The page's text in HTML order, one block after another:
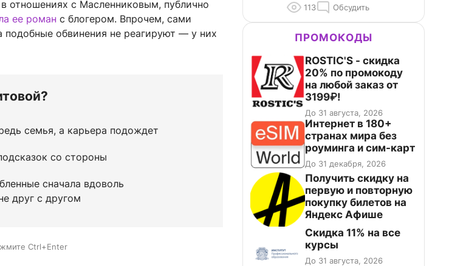
отношениях с Масленниковым, публично
ее роман с блогером. Впрочем, сами
подобные обвинения не реагируют — у них
семья, а карьера подождет
со стороны
сначала вдоволь
друг с другом
Ctrl+Enter
113 Обсудить
ПРОМОКОДЫ
ROSTIC'S - скидка
20% по промокоду
на любой заказ от
3199₽!
До 31 августа, 2026
Интернет в 180+
странах мира без
роуминга и сим-карт
До 31 декабря, 2026
Получить скидку на
первую и повторную
покупку билетов на
Яндекс Афише
Скидка 11% на все
курсы
До 31 августа, 2026